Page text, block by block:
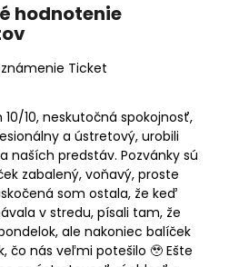
hodnotenie
Ticket
produktu je 5 z 5 hviezdičiek.
10, neskutočná spokojnosť,
a ústretový, urobili
naších predstáv. Pozvánky sú
zabalený, voňavý, proste
som ostala, že keď
v stredu, písali tam, že
ale nakoniec balíček
čo nás veľmi potešilo 🥹 Ešte